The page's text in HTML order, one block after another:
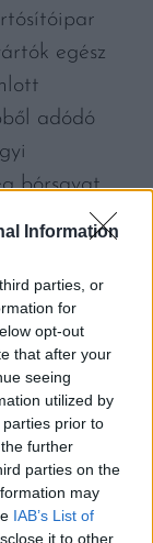
Information
parties, or
for
opt-out
that after your
seeing
utilized by
prior to
further
parties on the
may
IAB’s List of
it to other
egész
adódó
bórsavat,
az
akkori
a
színt:
már
karrierje